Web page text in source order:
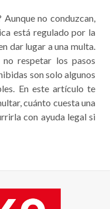
Aunque no conduzcan,
está regulado por la
dar lugar a una multa.
respetar los pasos
son solo algunos
En este artículo te
cuánto cuesta una
con ayuda legal si